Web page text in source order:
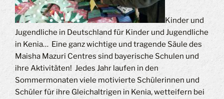
Kinder und
Jugendliche in Deutschland für Kinder und Jugendliche
in Kenia… Eine ganz wichtige und tragende Säule des
Maisha Mazuri Centres sind bayerische Schulen und
ihre Aktivitäten! Jedes Jahr laufen in den
Sommermonaten viele motivierte Schülerinnen und
Schüler für ihre Gleichaltrigen in Kenia, wetteifern bei